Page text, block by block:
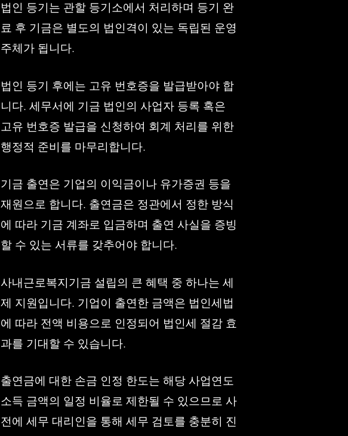
법인 등기는 관할 등기소에서 처리하며 등기 완
료 후 기금은 별도의 법인격이 있는 독립된 운영
주체가 됩니다.
법인 등기 후에는 고유 번호증을 발급받아야 합
니다. 세무서에 기금 법인의 사업자 등록 혹은
고유 번호증 발급을 신청하여 회계 처리를 위한
행정적 준비를 마무리합니다.
기금 출연은 기업의 이익금이나 유가증권 등을
재원으로 합니다. 출연금은 정관에서 정한 방식
에 따라 기금 계좌로 입금하며 출연 사실을 증빙
할 수 있는 서류를 갖추어야 합니다.
사내근로복지기금 설립의 큰 혜택 중 하나는 세
제 지원입니다. 기업이 출연한 금액은 법인세법
에 따라 전액 비용으로 인정되어 법인세 절감 효
과를 기대할 수 있습니다.
출연금에 대한 손금 인정 한도는 해당 사업연도
소득 금액의 일정 비율로 제한될 수 있으므로 사
전에 세무 대리인을 통해 세무 검토를 충분히 진